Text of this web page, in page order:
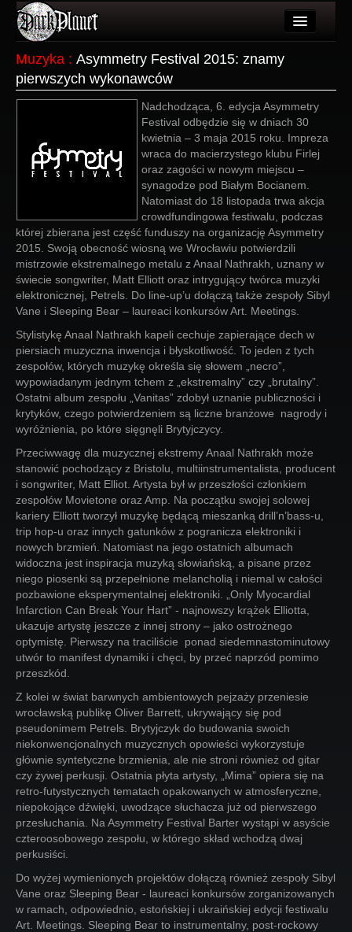
Użytkownicy
Forum
Login
Muzyka : Asymmetry Festival 2015: znamy
pierwszych wykonawców
Nadchodząca, 6. edycja Asymmetry
Festival odbędzie się w dniach 30
kwietnia – 3 maja 2015 roku. Impreza
wraca do macierzystego klubu Firlej
oraz zagości w nowym miejscu –
synagodze pod Białym Bocianem.
Natomiast do 18 listopada trwa akcja
crowdfundingowa festiwalu, podczas
której zbierana jest część funduszy na organizację Asymmetry
2015. Swoją obecność wiosną we Wrocławiu potwierdzili
mistrzowie ekstremalnego metalu z Anaal Nathrakh, uznany w
świecie songwriter, Matt Elliott oraz intrygujący twórca muzyki
elektronicznej, Petrels. Do line-up’u dołączą także zespoły Sibyl
Vane i Sleeping Bear – laureaci konkursów Art. Meetings.
Stylistykę Anaal Nathrakh kapeli cechuje zapierające dech w
piersiach muzyczna inwencja i błyskotliwość. To jeden z tych
zespołów, których muzykę określa się słowem „necro”,
wypowiadanym jednym tchem z „ekstremalny” czy „brutalny”.
Ostatni album zespołu „Vanitas” zdobył uznanie publiczności i
krytyków, czego potwierdzeniem są liczne branżowe nagrody i
wyróżnienia, po które sięgnęli Brytyjczycy.
Przeciwwagę dla muzycznej ekstremy Anaal Nathrakh może
stanowić pochodzący z Bristolu, multiinstrumentalista, producent
i songwriter, Matt Elliot. Artysta był w przeszłości członkiem
zespołów Movietone oraz Amp. Na początku swojej solowej
kariery Elliott tworzył muzykę będącą mieszanką drill’n’bass-u,
trip hop-u oraz innych gatunków z pogranicza elektroniki i
nowych brzmień. Natomiast na jego ostatnich albumach
widoczna jest inspiracja muzyką słowiańską, a pisane przez
niego piosenki są przepełnione melancholią i niemal w całości
pozbawione eksperymentalnej elektroniki. „Only Myocardial
Infarction Can Break Your Hart” - najnowszy krążek Elliotta,
ukazuje artystę jeszcze z innej strony – jako ostrożnego
optymistę. Pierwszy na traciliście ponad siedemnastominutowy
utwór to manifest dynamiki i chęci, by przeć naprzód pomimo
przeszkód.
Z kolei w świat barwnych ambientowych pejzaży przeniesie
wrocławską publikę Oliver Barrett, ukrywający się pod
pseudonimem Petrels. Brytyjczyk do budowania swoich
niekonwencjonalnych muzycznych opowieści wykorzystuje
głównie syntetyczne brzmienia, ale nie stroni również od gitar
czy żywej perkusji. Ostatnia płyta artysty, „Mima” opiera się na
retro-futystycznych tematach opakowanych w atmosferyczne,
niepokojące dźwięki, uwodzące słuchacza już od pierwszego
przesłuchania. Na Asymmetry Festival Barter wystąpi w asyście
czteroosobowego zespołu, w którego skład wchodzą dwaj
perkusiści.
Do wyżej wymienionych projektów dołączą również zespoły Sibyl
Vane oraz Sleeping Bear - laureaci konkursów zorganizowanych
w ramach, odpowiednio, estońskiej i ukraińskiej edycji festiwalu
Art. Meetings. Sleeping Bear to instrumentalny, post-rockowy